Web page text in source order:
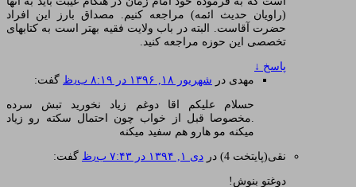
(راویان حدیث ائمه) مراجعه کنیم. مصداق بارز این افراد
حضرت آقاست. البته در باب ولایت فقیه بهتر است به کتابهای
تخصصی این حوزه مراجعه کنید.
پاسخ ↓
مهدی در شهریور ۱۸, ۱۳۹۶ در ۸:۱۹ ب٫ظ گفت:
حسلام علیکم اقا دوغم زیاد نخورید تبش سرده
.مخصوصا قبل از خواب چون احتمال سکته رو زیاد
میکنه مو هارو هم سفید میکنه
نقی(پایتخت 4) در دی ۱, ۱۳۹۴ در ۷:۴۳ ب٫ظ گفت:
دوغتو بنوش!